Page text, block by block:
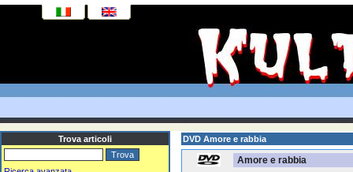
Trova articoli DVD Amore e rabbia
Amore e rabbia